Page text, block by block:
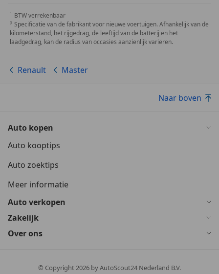
BTW verrekenbaar
Specificatie van de fabrikant voor nieuwe voertuigen. Afhankelijk van de
kilometerstand, het rijgedrag, de leeftijd van de batterij en het
laadgedrag, kan de radius van occasies aanzienlijk variëren.
Renault Master
Naar boven
Auto kopen
Auto kooptips
Auto zoektips
Meer informatie
Auto verkopen
Zakelijk
Over ons
© Copyright2026 by AutoScout24 Nederland B.V.